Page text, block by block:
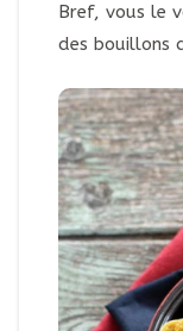
Bref, vous le
des bouillons